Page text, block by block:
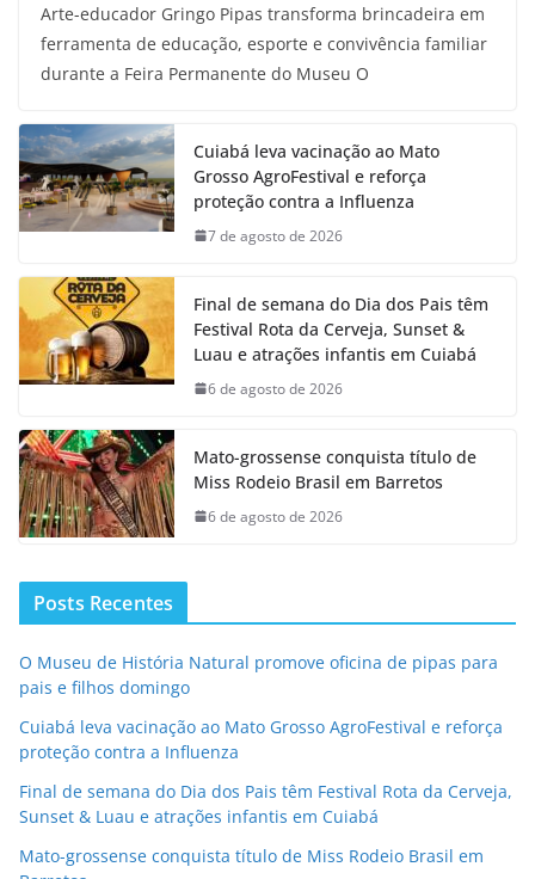
Arte-educador Gringo Pipas transforma brincadeira em
ferramenta de educação, esporte e convivência familiar
durante a Feira Permanente do Museu O
Cuiabá leva vacinação ao Mato
Grosso AgroFestival e reforça
proteção contra a Influenza
7 de agosto de 2026
Final de semana do Dia dos Pais têm
Festival Rota da Cerveja, Sunset &
Luau e atrações infantis em Cuiabá
6 de agosto de 2026
Mato-grossense conquista título de
Miss Rodeio Brasil em Barretos
6 de agosto de 2026
Posts Recentes
O Museu de História Natural promove oficina de pipas para
pais e filhos domingo
Cuiabá leva vacinação ao Mato Grosso AgroFestival e reforça
proteção contra a Influenza
Final de semana do Dia dos Pais têm Festival Rota da Cerveja,
Sunset & Luau e atrações infantis em Cuiabá
Mato-grossense conquista título de Miss Rodeio Brasil em